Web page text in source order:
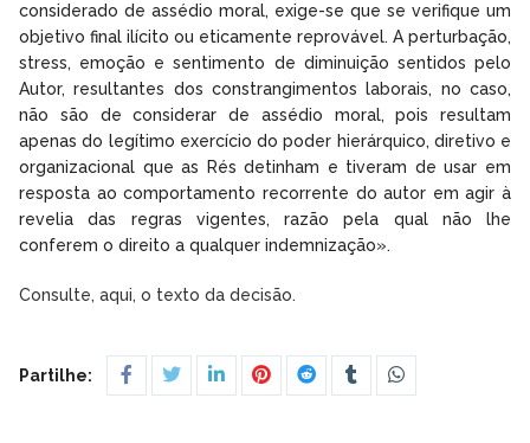
considerado de assédio moral, exige-se que se verifique um
objetivo final ilícito ou eticamente reprovável. A perturbação,
stress, emoção e sentimento de diminuição sentidos pelo
Autor, resultantes dos constrangimentos laborais, no caso,
não são de considerar de assédio moral, pois resultam
apenas do legítimo exercício do poder hierárquico, diretivo e
organizacional que as Rés detinham e tiveram de usar em
resposta ao comportamento recorrente do autor em agir à
revelia das regras vigentes, razão pela qual não lhe
conferem o direito a qualquer indemnização».
Consulte, aqui, o texto da decisão.
Partilhe: